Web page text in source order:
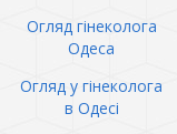
Огляд гінеколога
Одеса
Огляд у гінеколога
в Одесі